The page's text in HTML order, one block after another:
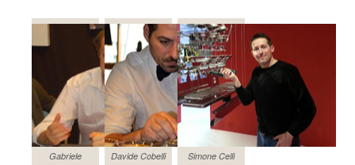
Gabriele
Davide Cobelli Simone Celli